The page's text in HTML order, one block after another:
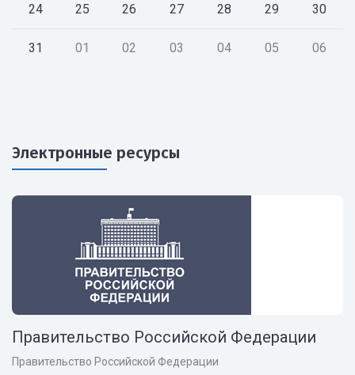
24 25 26 27 28 29 30
31 01 02 03 04 05 06
Электронные ресурсы
Правительство Российской Федерации
Правительство Российской Федерации